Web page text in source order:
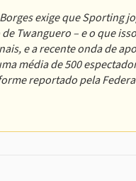
exige que Sporting
Twanguero – e o que
e a recente onda de
média de 500
reportado pela